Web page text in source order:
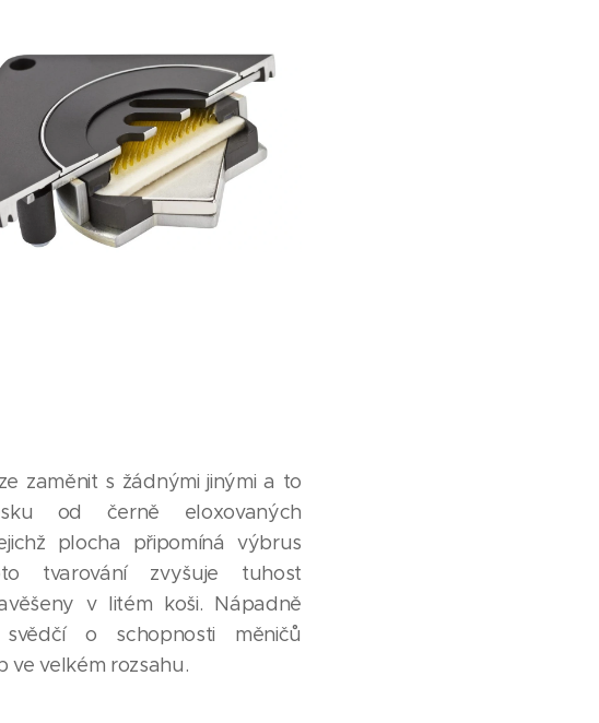
zaměnit s žádnými jinými a to
od černě eloxovaných
plocha připomíná výbrus
tvarování zvyšuje tuhost
v litém koši. Nápadně
o schopnosti měničů
velkém rozsahu.